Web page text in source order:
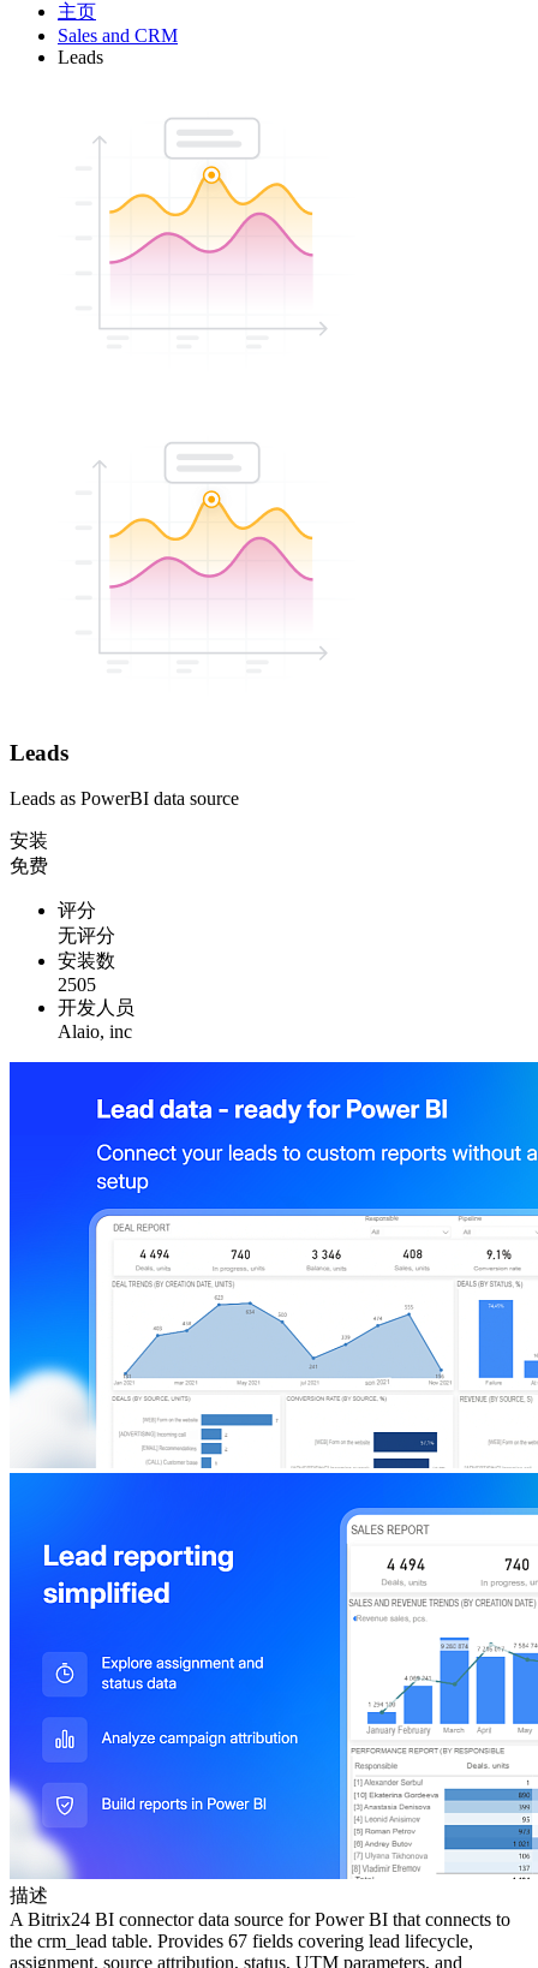
主页
Sales and CRM
Leads
Leads
Leads as PowerBI data source
安装
免费
评分
无评分
安装数
2505
开发人员
Alaio, inc
描述
A Bitrix24 BI connector data source for Power BI that connects to
the crm_lead table. Provides 67 fields covering lead lifecycle,
assignment, source attribution, status, UTM parameters, and